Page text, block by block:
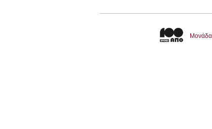
Μονάδα